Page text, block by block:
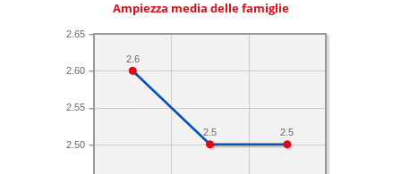
Ampiezza media delle famiglie
2.50
2.55
2.60
2.65
2.5
2.5
2.6